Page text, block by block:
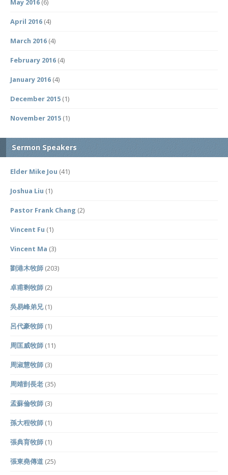
May 2016 (6)
April 2016 (4)
March 2016 (4)
February 2016 (4)
January 2016 (4)
December 2015 (1)
November 2015 (1)
Sermon Speakers
Elder Mike Jou (41)
Joshua Liu (1)
Pastor Frank Chang (2)
Vincent Fu (1)
Vincent Ma (3)
劉港木牧師 (203)
卓甫剩牧師 (2)
吳易峰弟兄(1)
呂代豪牧師 (1)
周匡威牧師 (11)
周淑慧牧師 (3)
周靖剴長老 (35)
孟蘇倫牧師 (3)
孫大程牧師 (1)
張典育牧師 (1)
張東堯傳道 (25)